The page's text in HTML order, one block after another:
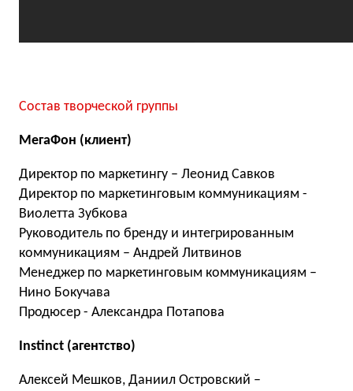
Состав творческой группы
МегаФон (клиент)
Директор по маркетингу – Леонид Савков
Директор по маркетинговым коммуникациям -
Виолетта Зубкова
Руководитель по бренду и интегрированным
коммуникациям – Андрей Литвинов
Менеджер по маркетинговым коммуникациям –
Нино Бокучава
Продюсер - Александра Потапова
Instinct (агентство)
Алексей Мешков, Даниил Островский –